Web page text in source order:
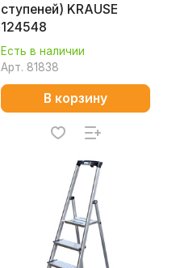
ступеней) KRAUSE
124548
Есть в наличии
Арт. 81838
В корзину